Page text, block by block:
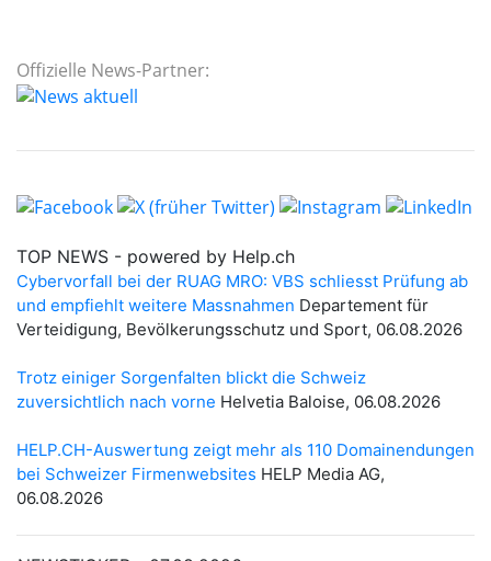
Offizielle News-Partner: